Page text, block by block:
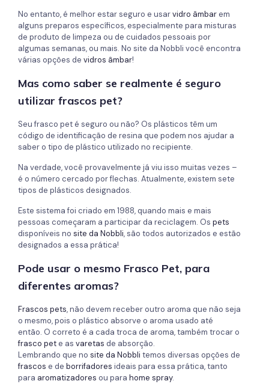
No entanto, é melhor estar seguro e usarvidro âmbarem
alguns preparos específicos, especialmente para misturas
de produto de limpeza ou de cuidados pessoais por
algumas semanas, ou mais. No site da Nobbli você encontra
várias opções de vidros âmbar!
Mas como saber se realmente é seguro
utilizar frascos pet?
Seu frasco pet é seguro ou não? Os plásticos têm um
código de identificação de resina que podem nos ajudar a
saber o tipo de plástico utilizado no recipiente.
Na verdade, você provavelmente já viu isso muitas vezes –
é o número cercado por flechas. Atualmente, existem sete
tipos de plásticos designados.
Este sistema foi criado em 1988, quando mais e mais
pessoas começaram a participar da reciclagem. Os pets
disponíveis no site da Nobbli, são todos autorizados e estão
designados a essa prática!
Pode usar o mesmo Frasco Pet, para
diferentes aromas?
Frascos pets, não devem receber outro aroma que não seja
o mesmo, pois o plástico absorve o aroma usado até
então. O correto é a cada troca de aroma, também trocar o
frasco pete as varetas de absorção.
Lembrando que no site da Nobbli temos diversas opções de
frascos e de borrifadores ideais para essa prática, tanto
para aromatizadores ou para home spray.